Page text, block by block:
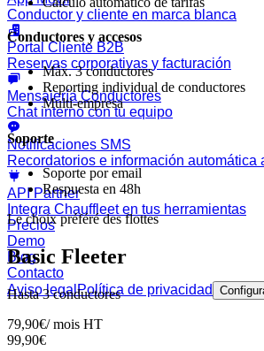
Conductor y cliente en marca blanca
Portal Cliente B2B
Reservas corporativas y facturación
Mensajería Conductores
Chat interno con tu equipo
Notificaciones SMS
Recordatorios e información automática
API Partner
Integra Chauffleet en tus herramientas
Precios
Demo
Blog
Contacto
Aviso legalPolítica de privacidad
Conductores y accesos
Máx. 3 conductores
Reporting individual de conductores
Multi-empresa
Soporte
Soporte por email
Respuesta en 48h
Le choix préféré des flottes
Basic Fleeter
Hasta 3 conductores
79,90€/ mois HT
99,90€